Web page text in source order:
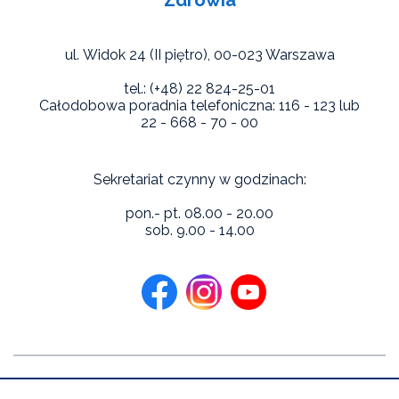
ul. Widok 24 (II piętro), 00-023 Warszawa
tel.: (+48) 22 824-25-01
Całodobowa poradnia telefoniczna: 116 - 123 lub
22 - 668 - 70 - 00
Sekretariat czynny w godzinach:
pon.- pt. 08.00 - 20.00
sob. 9.00 - 14.00